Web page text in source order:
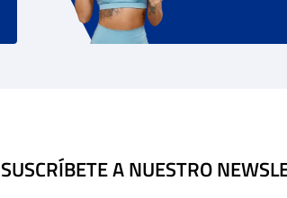
SUSCRÍBETE A NUESTRO